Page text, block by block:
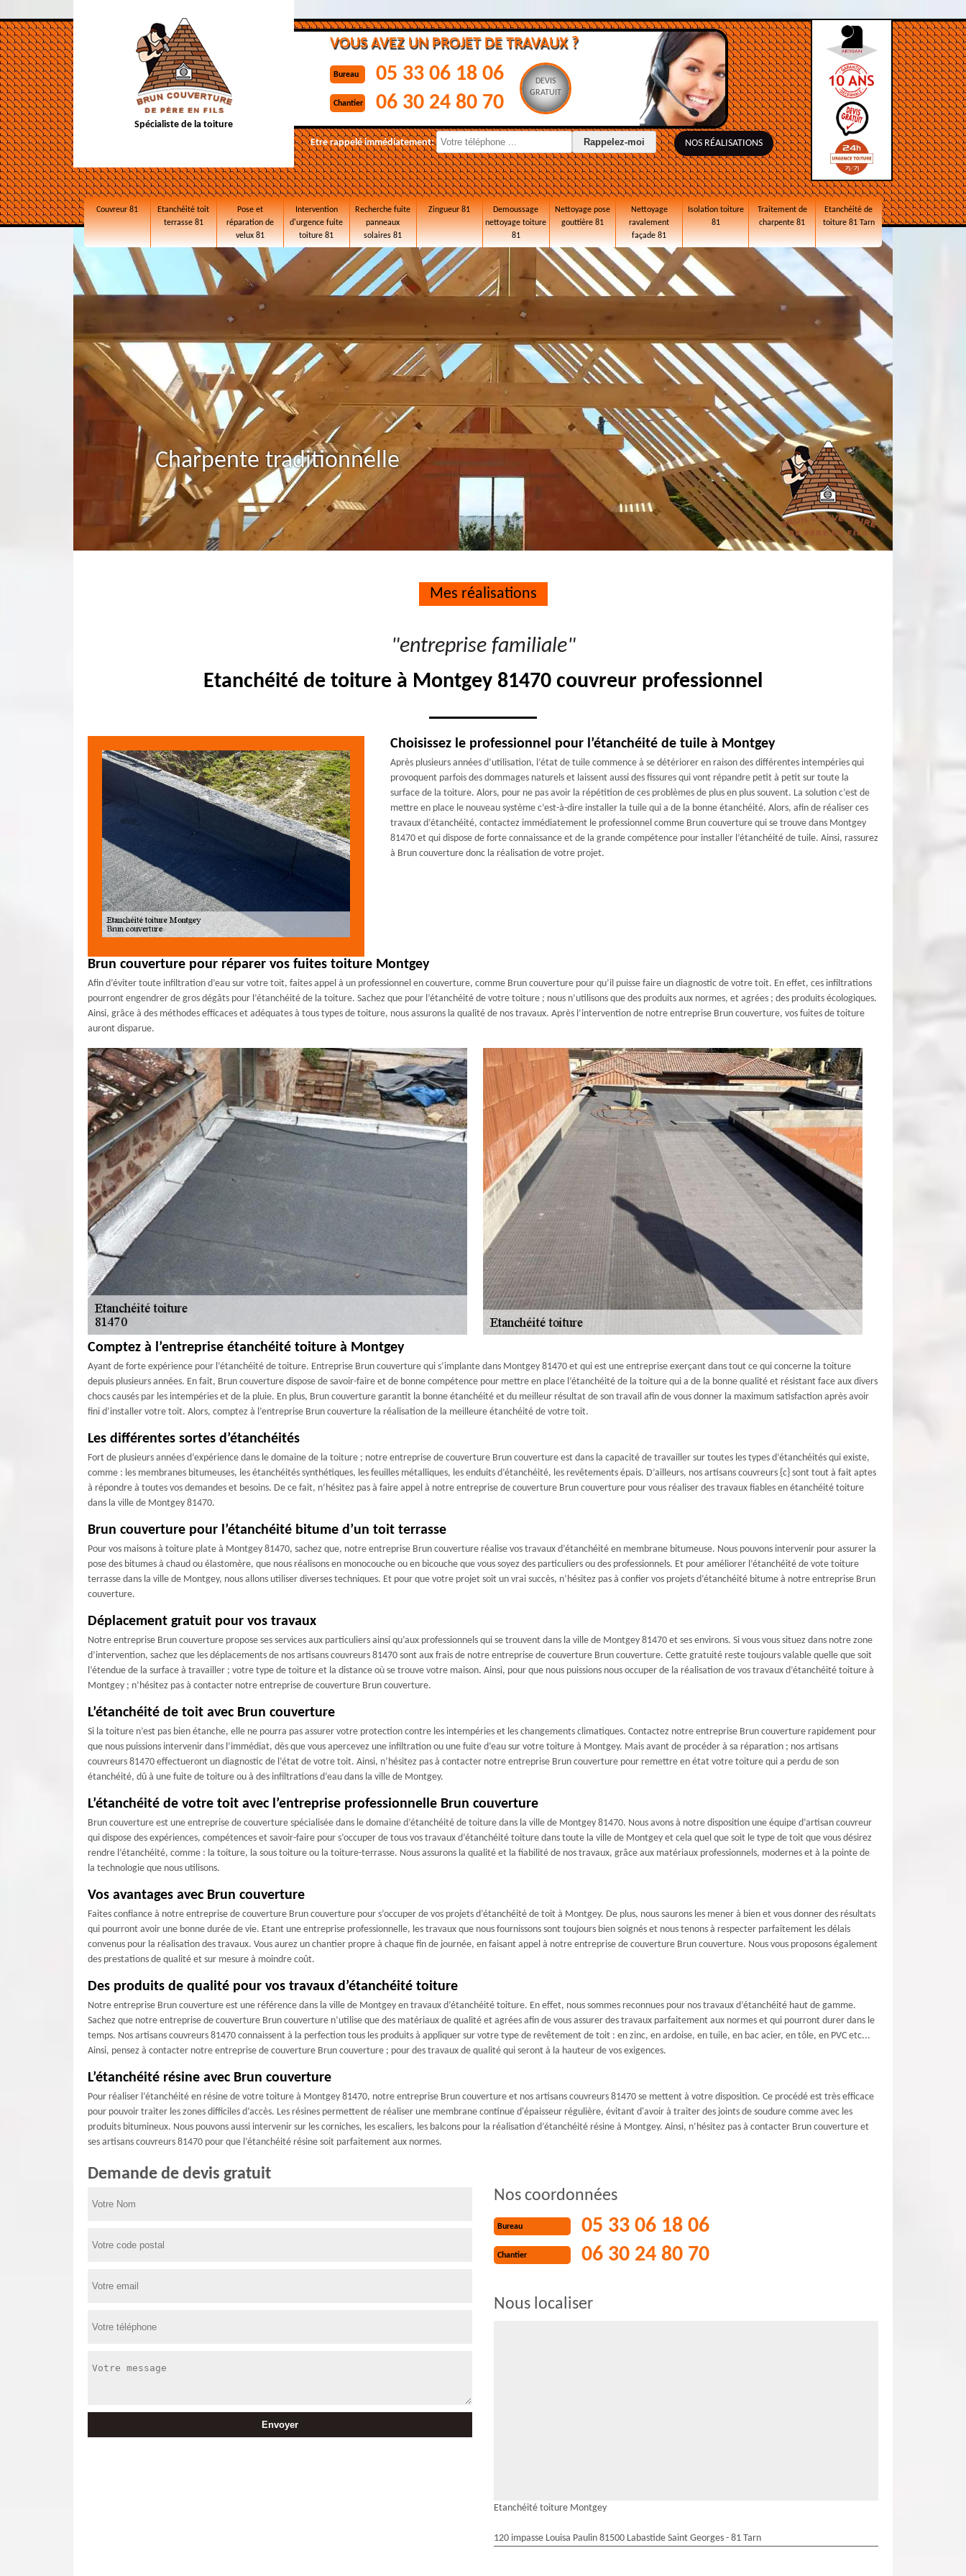
Spécialiste de la toiture
VOUS AVEZ UN PROJET DE TRAVAUX ?
Bureau 05 33 06 18 06
Chantier 06 30 24 80 70
DEVIS
GRATUIT
Etre rappelé immédiatement: NOS RÉALISATIONS
Couvreur 81
Etanchéité toit
terrasse 81
Pose et
réparation de
velux 81
Intervention
d'urgence fuite
toiture 81
Recherche fuite
panneaux
solaires 81
Zingueur 81
Demoussage
nettoyage toiture
81
Nettoyage pose
gouttière 81
Nettoyage
ravalement
façade 81
Isolation toiture
81
Traitement de
charpente 81
Etanchéité de
toiture 81 Tarn
Charpente traditionnelle
Mes réalisations
"entreprise familiale"
Etanchéité de toiture à Montgey 81470 couvreur professionnel
Choisissez le professionnel pour l’étanchéité de tuile à Montgey
Après plusieurs années d’utilisation, l’état de tuile commence à se détériorer en raison des différentes intempéries qui
provoquent parfois des dommages naturels et laissent aussi des fissures qui vont répandre petit à petit sur toute la
surface de la toiture. Alors, pour ne pas avoir la répétition de ces problèmes de plus en plus souvent. La solution c’est de
mettre en place le nouveau système c’est-à-dire installer la tuile qui a de la bonne étanchéité. Alors, afin de réaliser ces
travaux d’étanchéité, contactez immédiatement le professionnel comme Brun couverture qui se trouve dans Montgey
81470 et qui dispose de forte connaissance et de la grande compétence pour installer l’étanchéité de tuile. Ainsi, rassurez
à Brun couverture donc la réalisation de votre projet.
Brun couverture pour réparer vos fuites toiture Montgey
Afin d’éviter toute infiltration d’eau sur votre toit, faites appel à un professionnel en couverture, comme Brun couverture pour qu’il puisse faire un diagnostic de votre toit. En effet, ces infiltrations
pourront engendrer de gros dégâts pour l’étanchéité de la toiture. Sachez que pour l’étanchéité de votre toiture ; nous n’utilisons que des produits aux normes, et agrées ; des produits écologiques.
Ainsi, grâce à des méthodes efficaces et adéquates à tous types de toiture, nous assurons la qualité de nos travaux. Après l’intervention de notre entreprise Brun couverture, vos fuites de toiture
auront disparue.
Comptez à l’entreprise étanchéité toiture à Montgey
Ayant de forte expérience pour l’étanchéité de toiture. Entreprise Brun couverture qui s’implante dans Montgey 81470 et qui est une entreprise exerçant dans tout ce qui concerne la toiture
depuis plusieurs années. En fait, Brun couverture dispose de savoir-faire et de bonne compétence pour mettre en place l’étanchéité de la toiture qui a de la bonne qualité et résistant face aux divers
chocs causés par les intempéries et de la pluie. En plus, Brun couverture garantit la bonne étanchéité et du meilleur résultat de son travail afin de vous donner la maximum satisfaction après avoir
fini d’installer votre toit. Alors, comptez à l’entreprise Brun couverture la réalisation de la meilleure étanchéité de votre toit.
Les différentes sortes d’étanchéités
Fort de plusieurs années d’expérience dans le domaine de la toiture ; notre entreprise de couverture Brun couverture est dans la capacité de travailler sur toutes les types d’étanchéités qui existe,
comme : les membranes bitumeuses, les étanchéités synthétiques, les feuilles métalliques, les enduits d’étanchéité, les revêtements épais. D’ailleurs, nos artisans couvreurs {c} sont tout à fait aptes
à répondre à toutes vos demandes et besoins. De ce fait, n’hésitez pas à faire appel à notre entreprise de couverture Brun couverture pour vous réaliser des travaux fiables en étanchéité toiture
dans la ville de Montgey 81470.
Brun couverture pour l’étanchéité bitume d’un toit terrasse
Pour vos maisons à toiture plate à Montgey 81470, sachez que, notre entreprise Brun couverture réalise vos travaux d’étanchéité en membrane bitumeuse. Nous pouvons intervenir pour assurer la
pose des bitumes à chaud ou élastomère, que nous réalisons en monocouche ou en bicouche que vous soyez des particuliers ou des professionnels. Et pour améliorer l’étanchéité de vote toiture
terrasse dans la ville de Montgey, nous allons utiliser diverses techniques. Et pour que votre projet soit un vrai succès, n’hésitez pas à confier vos projets d’étanchéité bitume à notre entreprise Brun
couverture.
Déplacement gratuit pour vos travaux
Notre entreprise Brun couverture propose ses services aux particuliers ainsi qu’aux professionnels qui se trouvent dans la ville de Montgey 81470 et ses environs. Si vous vous situez dans notre zone
d’intervention, sachez que les déplacements de nos artisans couvreurs 81470 sont aux frais de notre entreprise de couverture Brun couverture. Cette gratuité reste toujours valable quelle que soit
l’étendue de la surface à travailler ; votre type de toiture et la distance où se trouve votre maison. Ainsi, pour que nous puissions nous occuper de la réalisation de vos travaux d’étanchéité toiture à
Montgey ; n’hésitez pas à contacter notre entreprise de couverture Brun couverture.
L’étanchéité de toit avec Brun couverture
Si la toiture n’est pas bien étanche, elle ne pourra pas assurer votre protection contre les intempéries et les changements climatiques. Contactez notre entreprise Brun couverture rapidement pour
que nous puissions intervenir dans l’immédiat, dès que vous apercevez une infiltration ou une fuite d’eau sur votre toiture à Montgey. Mais avant de procéder à sa réparation ; nos artisans
couvreurs 81470 effectueront un diagnostic de l’état de votre toit. Ainsi, n’hésitez pas à contacter notre entreprise Brun couverture pour remettre en état votre toiture qui a perdu de son
étanchéité, dû à une fuite de toiture ou à des infiltrations d’eau dans la ville de Montgey.
L’étanchéité de votre toit avec l’entreprise professionnelle Brun couverture
Brun couverture est une entreprise de couverture spécialisée dans le domaine d’étanchéité de toiture dans la ville de Montgey 81470. Nous avons à notre disposition une équipe d’artisan couvreur
qui dispose des expériences, compétences et savoir-faire pour s’occuper de tous vos travaux d’étanchéité toiture dans toute la ville de Montgey et cela quel que soit le type de toit que vous désirez
rendre l’étanchéité, comme : la toiture, la sous toiture ou la toiture-terrasse. Nous assurons la qualité et la fiabilité de nos travaux, grâce aux matériaux professionnels, modernes et à la pointe de
la technologie que nous utilisons.
Vos avantages avec Brun couverture
Faites confiance à notre entreprise de couverture Brun couverture pour s’occuper de vos projets d’étanchéité de toit à Montgey. De plus, nous saurons les mener à bien et vous donner des résultats
qui pourront avoir une bonne durée de vie. Etant une entreprise professionnelle, les travaux que nous fournissons sont toujours bien soignés et nous tenons à respecter parfaitement les délais
convenus pour la réalisation des travaux. Vous aurez un chantier propre à chaque fin de journée, en faisant appel à notre entreprise de couverture Brun couverture. Nous vous proposons également
des prestations de qualité et sur mesure à moindre coût.
Des produits de qualité pour vos travaux d’étanchéité toiture
Notre entreprise Brun couverture est une référence dans la ville de Montgey en travaux d’étanchéité toiture. En effet, nous sommes reconnues pour nos travaux d’étanchéité haut de gamme.
Sachez que notre entreprise de couverture Brun couverture n’utilise que des matériaux de qualité et agrées afin de vous assurer des travaux parfaitement aux normes et qui pourront durer dans le
temps. Nos artisans couvreurs 81470 connaissent à la perfection tous les produits à appliquer sur votre type de revêtement de toit : en zinc, en ardoise, en tuile, en bac acier, en tôle, en PVC etc...
Ainsi, pensez à contacter notre entreprise de couverture Brun couverture ; pour des travaux de qualité qui seront à la hauteur de vos exigences.
L’étanchéité résine avec Brun couverture
Pour réaliser l’étanchéité en résine de votre toiture à Montgey 81470, notre entreprise Brun couverture et nos artisans couvreurs 81470 se mettent à votre disposition. Ce procédé est très efficace
pour pouvoir traiter les zones difficiles d’accès. Les résines permettent de réaliser une membrane continue d'épaisseur régulière, évitant d'avoir à traiter des joints de soudure comme avec les
produits bitumineux. Nous pouvons aussi intervenir sur les corniches, les escaliers, les balcons pour la réalisation d’étanchéité résine à Montgey. Ainsi, n’hésitez pas à contacter Brun couverture et
ses artisans couvreurs 81470 pour que l’étanchéité résine soit parfaitement aux normes.
Demande de devis gratuit
Nos coordonnées
Bureau 05 33 06 18 06
Chantier 06 30 24 80 70
Nous localiser
Etanchéité toiture Montgey
120 impasse Louisa Paulin 81500 Labastide Saint Georges - 81 Tarn